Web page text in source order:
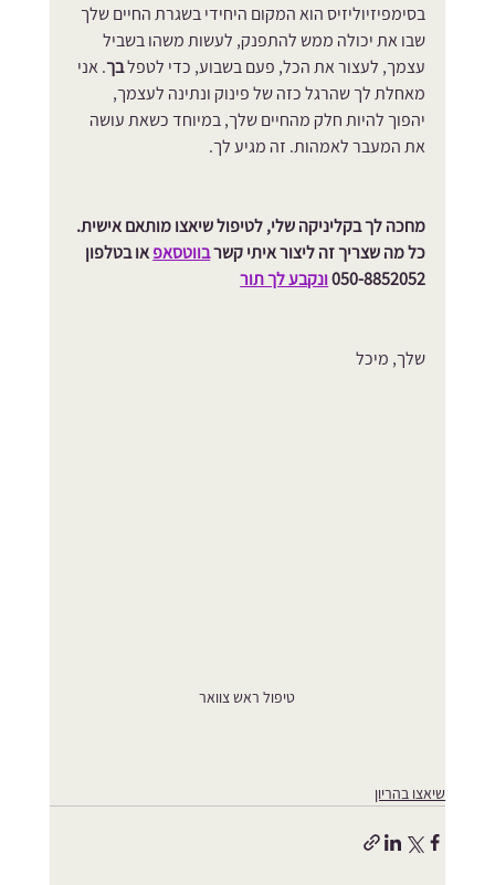
בסימפיזיוליזיס הוא המקום היחידי בשגרת החיים שלך
שבו את יכולה ממש להתפנק, לעשות משהו בשביל
עצמך, לעצור את הכל, פעם בשבוע, כדי לטפל בך. אני
מאחלת לך שהרגל כזה של פינוק ונתינה לעצמך,
יהפוך להיות חלק מהחיים שלך, במיוחד כשאת עושה
את המעבר לאמהות. זה מגיע לך.
מחכה לך בקליניקה שלי, לטיפול שיאצו מותאם אישית.
כל מה שצריך זה ליצור איתי קשר בווטסאפ או בטלפון
050-8852052 ונקבע לך תור
שלך, מיכל
טיפול ראש צוואר
שיאצו בהריון